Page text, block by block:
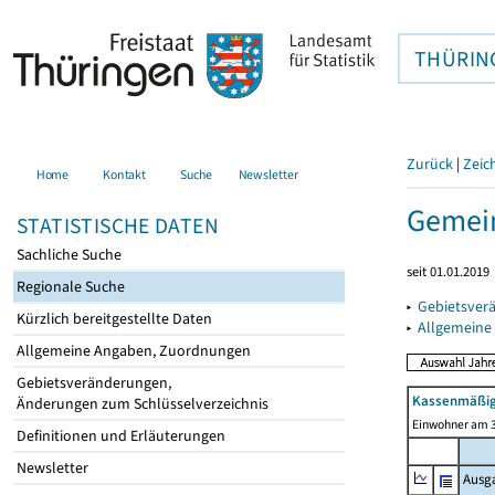
Home Kontakt Suche Newsletter
STATISTISCHE DATEN
Sachliche Suche
Regionale Suche
Kürzlich bereitgestellte Daten
Allgemeine Angaben, Zuordnungen
Gebietsveränderungen,
Änderungen zum Schlüsselverzeichnis
Definitionen und Erläuterungen
Newsletter
Zurück |
seit 01.01.2019
▸
▸
Einwohner am